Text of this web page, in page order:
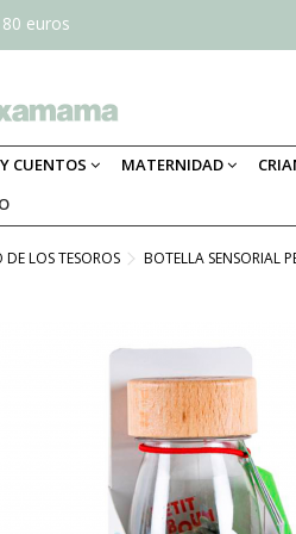
euros
CUENTOS MATERNIDAD
DE LOS TESOROS BOTELLA SENSORIAL